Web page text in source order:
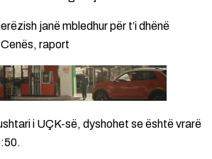
janë mbledhur për t’i dhënë
raport
i UÇK-së, dyshohet se është vrarë